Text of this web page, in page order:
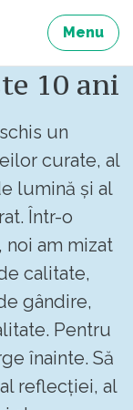
Menu
10 ani
un
curate, al
lumină și al
Într-o
am mizat
calitate,
gândire,
Pentru
înainte. Să
reflecției, al